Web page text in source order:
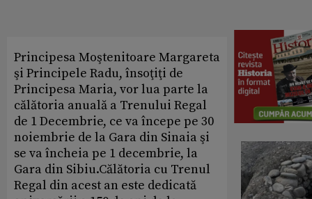
Principesa Moştenitoare Margareta
şi Principele Radu, însoţiţi de
Principesa Maria, vor lua parte la
călătoria anuală a Trenului Regal
de 1 Decembrie, ce va începe pe 30
noiembrie de la Gara din Sinaia şi
se va încheia pe 1 decembrie, la
Gara din Sibiu.Călătoria cu Trenul
Regal din acest an este dedicată